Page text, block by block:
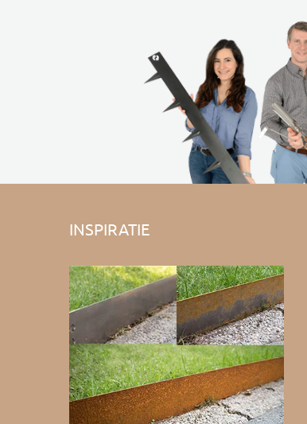
INSPIRATIE